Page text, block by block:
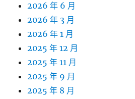
2026 年 6 月
2026 年 3 月
2026 年 1 月
2025 年 12 月
2025 年 11 月
2025 年 9 月
2025 年 8 月